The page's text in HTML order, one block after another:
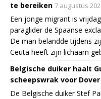
te bereiken 7 augustus
Een jonge migrant is
paraglider de Spaanse
De man belandde tijdens
Ceuta heeft zijn lichaam
Belgische duiker haalt
scheepswrak voor Dover
De Belgische duiker Stef